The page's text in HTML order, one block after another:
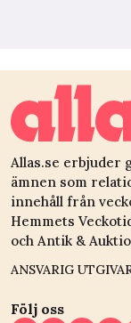
Allas.se erbjuder
ämnen som
innehåll från
Hemmets
och Antik &
ANSVARIG
Följ oss